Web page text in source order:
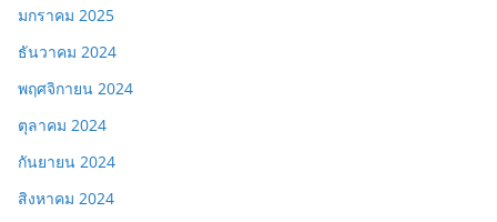
มกราคม 2025
ธันวาคม 2024
พฤศจิกายน 2024
ตุลาคม 2024
กันยายน 2024
สิงหาคม 2024